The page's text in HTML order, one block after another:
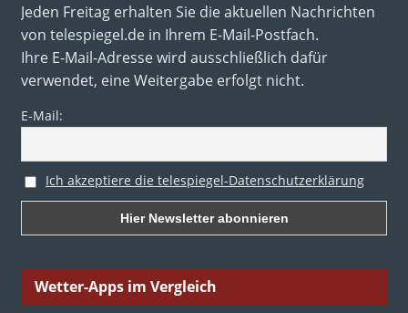
Jeden Freitag erhalten Sie die aktuellen Nachrichten
von telespiegel.de in Ihrem E-Mail-Postfach.
Ihre E-Mail-Adresse wird ausschließlich dafür
verwendet, eine Weitergabe erfolgt nicht.
E-Mail:
Ich akzeptiere die telespiegel-Datenschutzerklärung
Wetter-Apps im Vergleich